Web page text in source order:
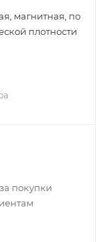
магнитная, по
плотности
покупки